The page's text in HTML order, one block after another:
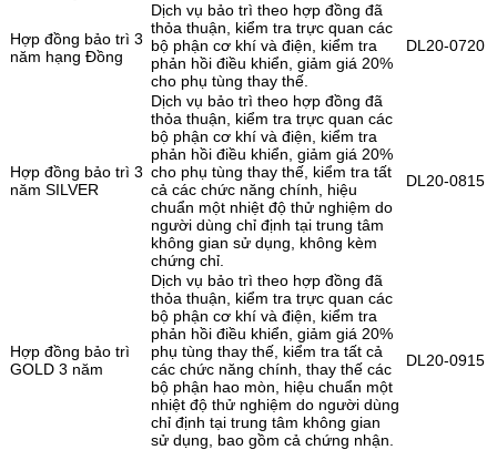
Hợp đồng bảo trì 3
năm hạng Đồng
Dịch vụ bảo trì theo hợp đồng đã
thỏa thuận, kiểm tra trực quan các
bộ phận cơ khí và điện, kiểm tra
phản hồi điều khiển, giảm giá 20%
cho phụ tùng thay thế.
DL20-0720
Hợp đồng bảo trì 3
năm SILVER
Dịch vụ bảo trì theo hợp đồng đã
thỏa thuận, kiểm tra trực quan các
bộ phận cơ khí và điện, kiểm tra
phản hồi điều khiển, giảm giá 20%
cho phụ tùng thay thế, kiểm tra tất
cả các chức năng chính, hiệu
chuẩn một nhiệt độ thử nghiệm do
người dùng chỉ định tại trung tâm
không gian sử dụng, không kèm
chứng chỉ.
DL20-0815
Hợp đồng bảo trì
GOLD 3 năm
Dịch vụ bảo trì theo hợp đồng đã
thỏa thuận, kiểm tra trực quan các
bộ phận cơ khí và điện, kiểm tra
phản hồi điều khiển, giảm giá 20%
phụ tùng thay thế, kiểm tra tất cả
các chức năng chính, thay thế các
bộ phận hao mòn, hiệu chuẩn một
nhiệt độ thử nghiệm do người dùng
chỉ định tại trung tâm không gian
sử dụng, bao gồm cả chứng nhận.
DL20-0915